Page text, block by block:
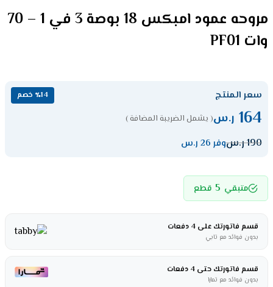
مروحه عمود امبكس 18 بوصة 3 في 1 – 70
وات PF01
سعر المنتج ٪14 خصم
164 ر.س( يشمل الضريبة المضافة )
190ر.سوفر 26 ر.س
متبقي 5 قطع
قسم فاتورتك على 4 دفعات
بدون فوائد مع تابي
قسم فاتورتك حتى 4 دفعات
بدون فوائد مع تمارا